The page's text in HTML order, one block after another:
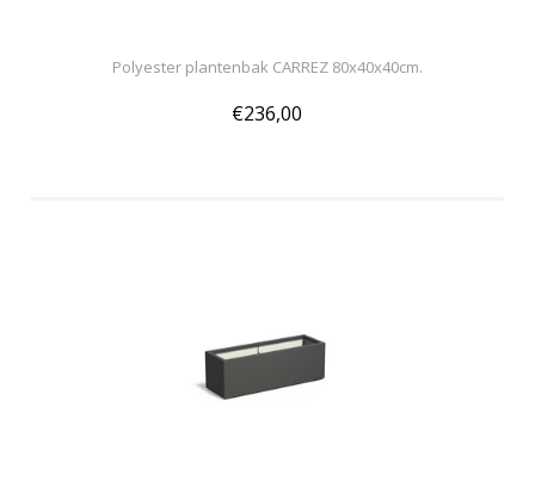
Polyester plantenbak CARREZ 80x40x40cm.
€236,00